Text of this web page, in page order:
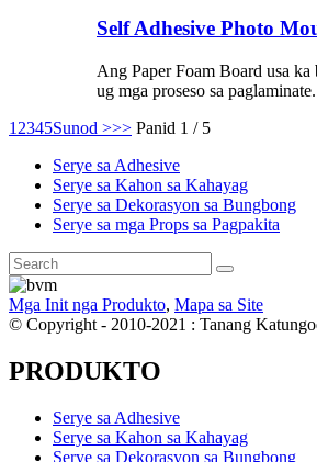
Self Adhesive Photo
Ang Paper Foam Board usa
ug mga proseso sa
1 2345Sunod >>> Panid 1 / 5
Serye sa Adhesive
Serye sa Kahon sa Kahayag
Serye sa Dekorasyon sa Bungbong
Serye sa mga Props sa Pagpakita
Mga Init nga Produkto, Mapa sa Site
© Copyright - 2010-2021 : Tanang
PRODUKTO
Serye sa Adhesive
Serye sa Kahon sa Kahayag
Serye sa Dekorasyon sa Bungbong